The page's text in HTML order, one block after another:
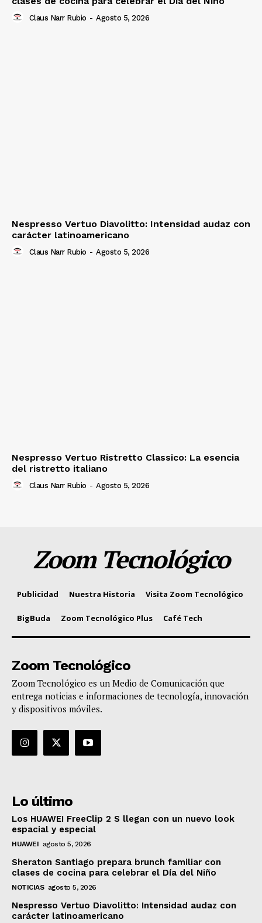
Claus Narr Rubio - Agosto 5, 2026
Nespresso Vertuo Diavolitto: Intensidad audaz con
carácter latinoamericano
Claus Narr Rubio - Agosto 5, 2026
Nespresso Vertuo Ristretto Classico: La esencia
del ristretto italiano
Claus Narr Rubio - Agosto 5, 2026
Zoom Tecnológico
Publicidad Nuestra Historia Visita Zoom Tecnológico
BigBuda Zoom Tecnológico Plus Café Tech
Zoom Tecnológico
Zoom Tecnológico es un Medio de Comunicación que
entrega noticias e informaciones de tecnología, innovación
y dispositivos móviles.
Lo último
Los HUAWEI FreeClip 2 S llegan con un nuevo look
espacial y especial
HUAWEI agosto 5, 2026
Sheraton Santiago prepara brunch familiar con
clases de cocina para celebrar el Día del Niño
NOTICIAS agosto 5, 2026
Nespresso Vertuo Diavolitto: Intensidad audaz con
carácter latinoamericano